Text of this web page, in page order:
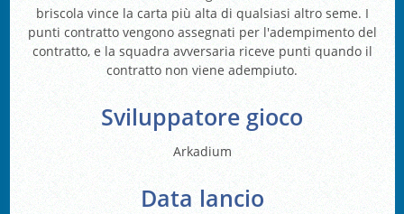
briscola vince la carta più alta di qualsiasi altro seme. I
punti contratto vengono assegnati per l'adempimento del
contratto, e la squadra avversaria riceve punti quando il
contratto non viene adempiuto.
Sviluppatore gioco
Arkadium
Data lancio